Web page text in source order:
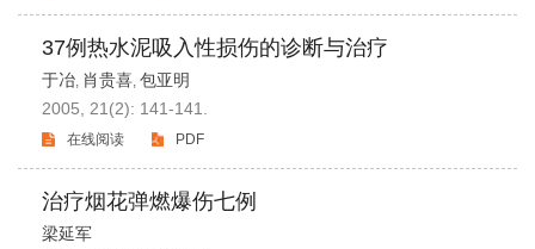
37例热水泥吸入性损伤的诊断与治疗
于冶, 肖贵喜, 包亚明
2005, 21(2): 141-141.
在线阅读 PDF
治疗烟花弹燃爆伤七例
梁延军